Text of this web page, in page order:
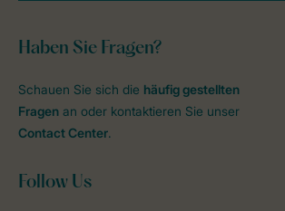
Haben Sie Fragen?
Schauen Sie sich die häufig gestellten
Fragen an oder kontaktieren Sie unser
Contact Center.
Follow Us